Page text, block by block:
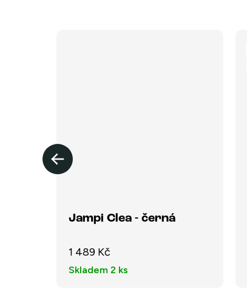
Jampi Clea - černá
1 489 Kč
Skladem 2 ks